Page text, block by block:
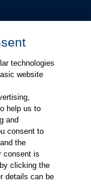
technologies
website
help us to
and
consent to
the
consent is
clicking the
details can be